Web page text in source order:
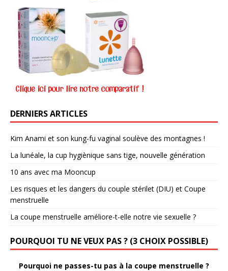
DERNIERS ARTICLES
Kim Anami et son kung-fu vaginal soulève des montagnes !
La lunéale, la cup hygiènique sans tige, nouvelle génération
10 ans avec ma Mooncup
Les risques et les dangers du couple stérilet (DIU) et Coupe
menstruelle
La coupe menstruelle améliore-t-elle notre vie sexuelle ?
POURQUOI TU NE VEUX PAS ? (3 CHOIX POSSIBLE)
Pourquoi ne passes-tu pas à la coupe menstruelle ?